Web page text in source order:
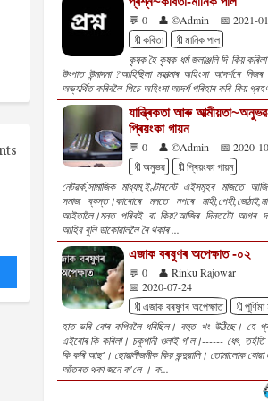
💬 0 👤 ©Admin
📅 2021-
🔖কবিতা
🔖মানিক পাল
কৃষক হৈ কৃষক ধৰ্ম জলাঞ্জলি দি কিয়
উৎপাত উন্মাদনা ?আহিছিলা মহাত্মাৰ অহিংসা আদৰ্শৰে নিজৰ
অভ্যৰ্থিত কৰিবলৈ পিচে অহিংসা আদৰ্শ পৰিহাৰ কৰি কিয়
যান্ত্ৰিকতা আৰু
প্ৰিয়ংকা গায়ন
💬 0 👤 ©Admin
📅 2020-
🔖অনুভৱ
🔖প্ৰিয়ংকা গায়ন
নেটৱৰ্ক,সামাজিক মাধ্যম,ইণ্টাৰনেট এইসমূহৰ মাজতে
সমাজ ব্যস্ত।কাৰোৰে মনতে নপৰে
আইতালৈ।মনত পৰিবই বা কিয়?আজিৰ দিনতটো আগৰ
আহিব বুলি ডাকোৱাললৈ ৰৈ থকাৰ ...
এজাক বৰষুণৰ অপেক্ষাত -০২
💬 0
👤 Rinku Rajowar
📅 2020-07-24
🔖এজাক বৰষুণৰ অপেক্ষাত
হাত-ভৰি বোৰ কপিবলৈ ধৰিছিল। বহুত খং উঠিছে। হে
এইবোৰ কি কৰিলা। চকুপানী ওলাই গ'ল।------ ধেৎ,
কি কৰি আছ'। ছোৱালীজনীক কিয় কন্দুৱালি। তোমালোক যোৱা
আঁতৰত থকা জনে ক'লে । ক...